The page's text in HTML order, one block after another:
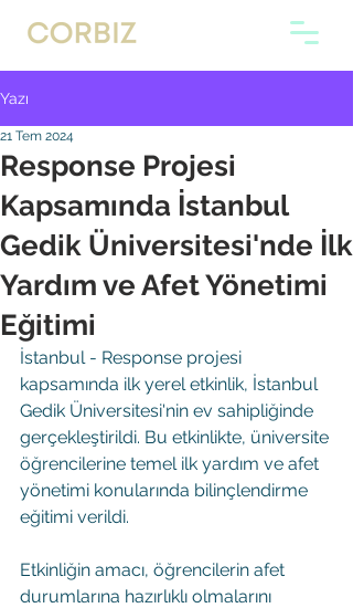
Yazı
Response Projesi
Kapsamında İstanbul
Gedik Üniversitesi'nde İlk
Yardım ve Afet Yönetimi
Eğitimi
21 Tem 2024
İstanbul - Response projesi
kapsamında ilk yerel etkinlik, İstanbul
Gedik Üniversitesi'nin ev sahipliğinde
gerçekleştirildi. Bu etkinlikte, üniversite
öğrencilerine temel ilk yardım ve afet
yönetimi konularında bilinçlendirme
eğitimi verildi.
Etkinliğin amacı, öğrencilerin afet
durumlarına hazırlıklı olmalarını